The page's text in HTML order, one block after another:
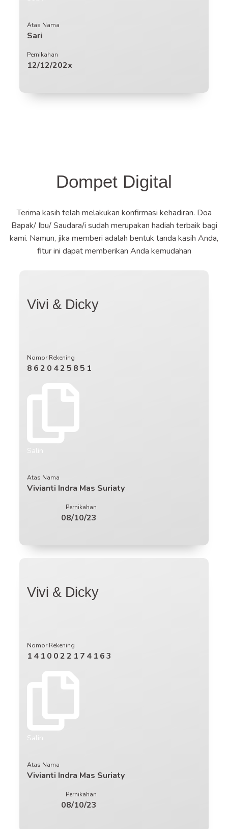
Atas Nama
Sari
Pernikahan
12/12/202x
Dompet Digital
Terima kasih telah melakukan konfirmasi kehadiran. Doa
Bapak/ Ibu/ Saudara/i sudah merupakan hadiah terbaik bagi
kami. Namun, jika memberi adalah bentuk tanda kasih Anda,
fitur ini dapat memberikan Anda kemudahan
Vivi & Dicky
Nomor Rekening
8620425851
Salin
Atas Nama
Vivianti Indra Mas Suriaty
Pernikahan
08/10/23
Vivi & Dicky
Nomor Rekening
1410022174163
Salin
Atas Nama
Vivianti Indra Mas Suriaty
Pernikahan
08/10/23